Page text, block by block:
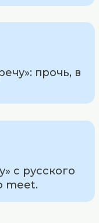
прочь, в
с русского
meet.